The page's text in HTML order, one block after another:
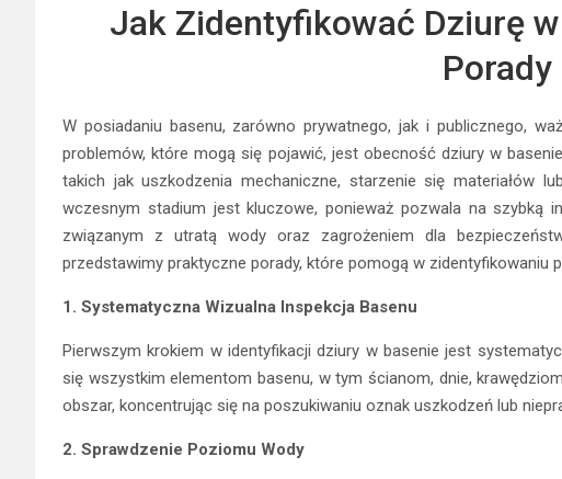
Jak Zidentyfikować Dziurę
Porady
W posiadaniu basenu, zarówno prywatnego, jak i publicznego,
problemów, które mogą się pojawić, jest obecność dziury w
takich jak uszkodzenia mechaniczne, starzenie się materiałów
wczesnym stadium jest kluczowe, ponieważ pozwala na szybką
związanym z utratą wody oraz zagrożeniem dla
przedstawimy praktyczne porady, które pomogą w zidentyfikowaniu
1. Systematyczna Wizualna Inspekcja Basenu
Pierwszym krokiem w identyfikacji dziury w basenie jest
się wszystkim elementom basenu, w tym ścianom, dnie,
obszar, koncentrując się na poszukiwaniu oznak uszkodzeń lub
2. Sprawdzenie Poziomu Wody